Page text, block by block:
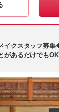
イクスタッフ募
があるだけでも